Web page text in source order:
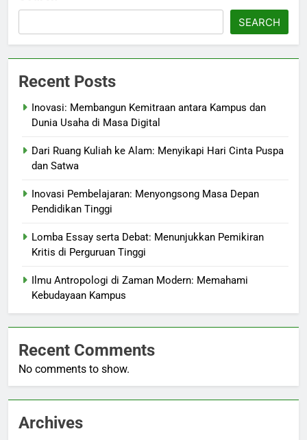
SEARCH
Recent Posts
Inovasi: Membangun Kemitraan antara Kampus dan
Dunia Usaha di Masa Digital
Dari Ruang Kuliah ke Alam: Menyikapi Hari Cinta Puspa
dan Satwa
Inovasi Pembelajaran: Menyongsong Masa Depan
Pendidikan Tinggi
Lomba Essay serta Debat: Menunjukkan Pemikiran
Kritis di Perguruan Tinggi
Ilmu Antropologi di Zaman Modern: Memahami
Kebudayaan Kampus
Recent Comments
No comments to show.
Archives